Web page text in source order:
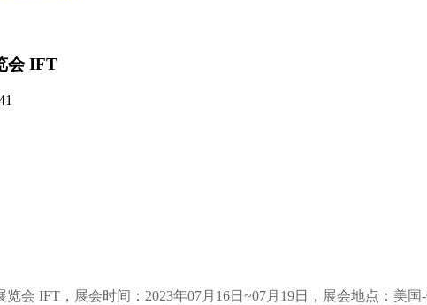
会 IFT
会 IFT，展会时间：2023年07月16日~07月19日，展会地点：美